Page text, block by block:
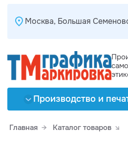
Москва, Большая
Производство и
Главная Каталог товаров